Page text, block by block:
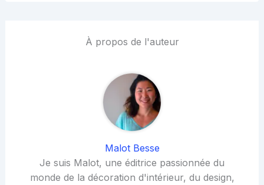
À propos de l'auteur
Malot Besse
Je suis Malot, une éditrice passionnée du
monde de la décoration d'intérieur, du design,